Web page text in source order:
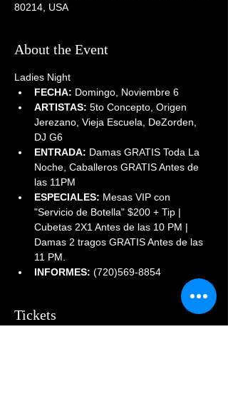
80214, USA
About the Event
Ladies Night
FECHA: Domingo, Noviembre 6
ARTISTAS: 5to Concepto, Origen
Jerezano, Vieja Escuela, DeZorden,
DJ G6
ENTRADA: Damas GRATIS Toda La
Noche, Caballeros GRATIS Antes de
las 11PM
ESPECIALES: Mesas VIP con
"Servicio de Botella" $200 + Tip |
Cubetas 2X1 Antes de las 10 PM |
Damas 2 tragos GRATIS Antes de las
11 PM.
INFORMES: (720)569-8854
Tickets